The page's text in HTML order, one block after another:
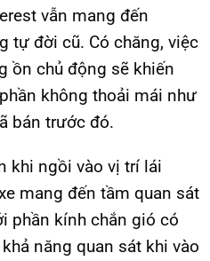
vẫn mang đến
tự đời cũ. Có chăng, việc
ồn chủ động sẽ khiến
không thoải mái như
bán trước đó.
khi ngồi vào vị trí lái
mang đến tầm quan sát
phần kính chắn gió có
năng quan sát khi vào